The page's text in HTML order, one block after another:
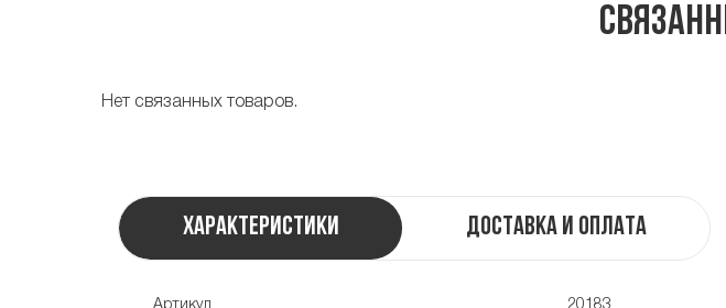
Нет связанных товаров.
Характеристики Доставка и оплата